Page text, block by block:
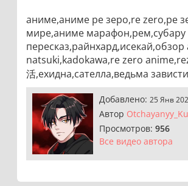
аниме,аниме ре зеро,re zero,ре
мире,аниме марафон,рем,субару
natsuki,kadokawa,re zero
活,ехидна,сателла,ведьма
Добавлено: 25 Янв
Автор
Просмотров: 956
Все видео автора